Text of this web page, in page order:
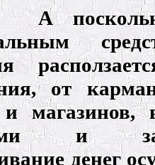
А
от
магазинов,
и
денег